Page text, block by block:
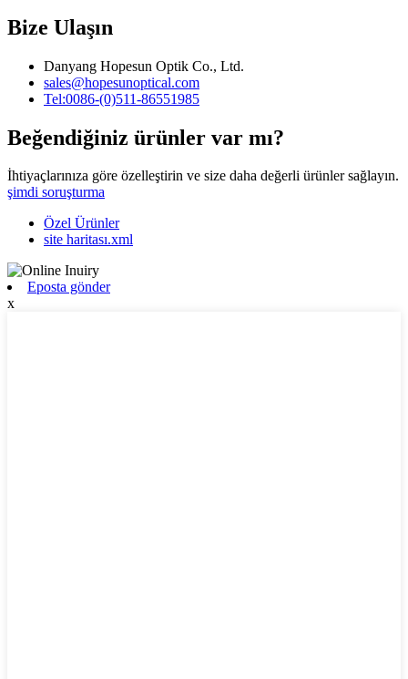
Bize Ulaşın
Danyang Hopesun Optik Co., Ltd.
sales@hopesunoptical.com
Tel:0086-(0)511-86551985
Beğendiğiniz ürünler var mı?
İhtiyaçlarınıza göre özelleştirin ve size daha değerli ürünler sağlayın.
şimdi soruşturma
Özel Ürünler
site haritası.xml
Eposta gönder
x